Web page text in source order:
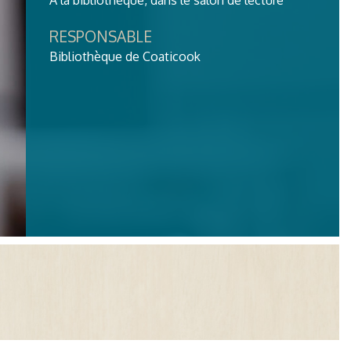
RESPONSABLE
Bibliothèque de Coaticook